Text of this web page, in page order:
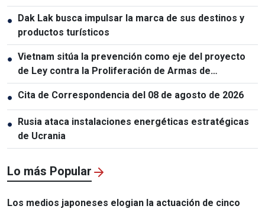
● Dak Lak busca impulsar la marca de sus destinos y
productos turísticos
● Vietnam sitúa la prevención como eje del proyecto
de Ley contra la Proliferación de Armas de
Destrucción Masiva
● Cita de Correspondencia del 08 de agosto de 2026
● Rusia ataca instalaciones energéticas estratégicas
de Ucrania
Lo más Popular
Los medios japoneses elogian la actuación de cinco